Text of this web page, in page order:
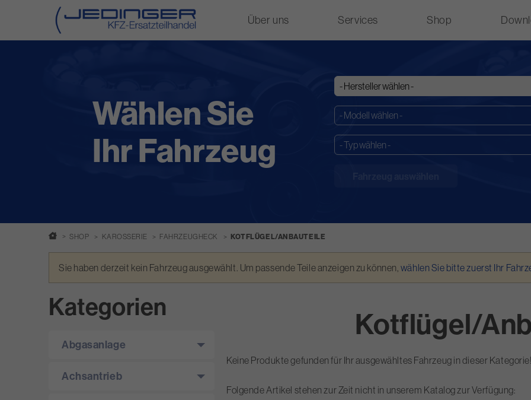
Über uns Services Shop
Wählen Sie
Ihr Fahrzeug
SHOP KAROSSERIE FAHRZEUGHECK KOTFLÜGEL/ANBAUTEILE
Warnmeldung
Sie haben derzeit kein Fahrzeug ausgewählt. Um passende Teile anzeigen zu können, wählen Sie bitte zuerst Ihr
Kotflügel/
Keine Produkte gefunden für Ihr ausgewähltes Fahrzeug in dieser
Folgende Artikel stehen zur Zeit nicht in unserem Katalog zur Verfügung:
Kategorien
Abgasanlage
Achsantrieb